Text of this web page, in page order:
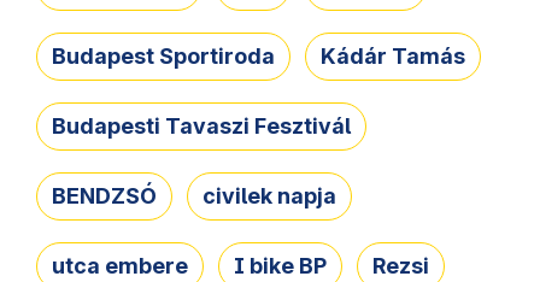
Budapest Sportiroda Kádár Tamás
Budapesti Tavaszi Fesztivál
BENDZSÓ civilek napja
utca embere I bike BP Rezsi